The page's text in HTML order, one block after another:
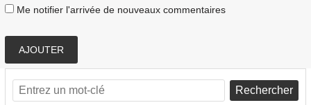
Me notifier l'arrivée de nouveaux commentaires
AJOUTER
Rechercher